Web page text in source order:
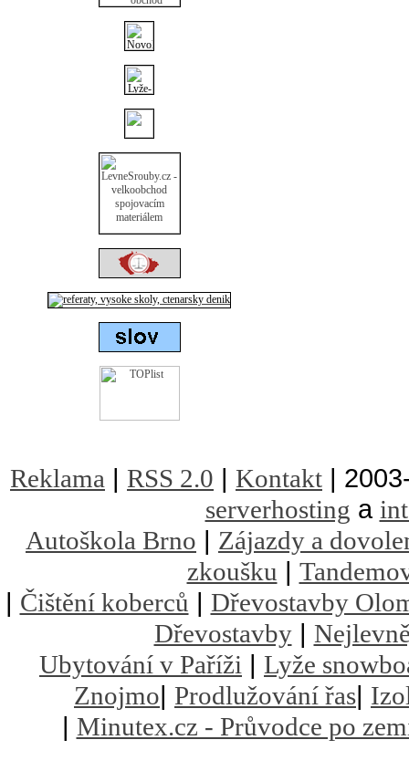
Reklama | RSS 2.0 | Kontakt |
serverhosting a
Autoškola Brno | Zájazdy a
zkoušku |
| Čištění koberců | Dřevostavby
Dřevostavby|
Ubytování v Paříži | Lyže
Znojmo| Prodlužování řas|
| Minutex.cz - Průvodce po